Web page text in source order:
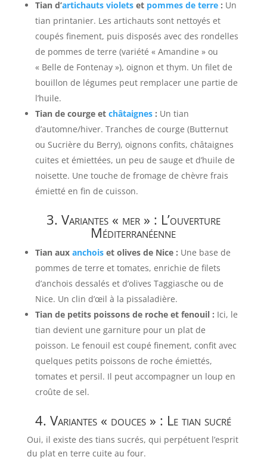
Tian d’artichauts violetset pommes de terre: Un
tian printanier. Les artichauts sont nettoyés et
coupés finement, puis disposés avec des rondelles
de pommes de terre (variété « Amandine » ou
« Belle de Fontenay »), oignon et thym. Un filet de
bouillon de légumes peut remplacer une partie de
l’huile.
Tian de courge et châtaignes: Un tian
d’automne/hiver. Tranches de courge (Butternut
ou Sucrière du Berry), oignons confits, châtaignes
cuites et émiettées, un peu de sauge et d’huile de
noisette. Une touche de fromage de chèvre frais
émietté en fin de cuisson.
3. Variantes « mer » : L’ouverture
Méditerranéenne
Tian aux anchoiset olives de Nice : Une base de
pommes de terre et tomates, enrichie de filets
d’anchois dessalés et d’olives Taggiasche ou de
Nice. Un clin d’œil à la pissaladière.
Tian de petits poissons de roche et fenouil : Ici, le
tian devient une garniture pour un plat de
poisson. Le fenouil est coupé finement, confit avec
quelques petits poissons de roche émiettés,
tomates et persil. Il peut accompagner un loup en
croûte de sel.
4. Variantes « douces » : Le tian sucré
Oui, il existe des tians sucrés, qui perpétuent l’esprit
du plat en terre cuite au four.